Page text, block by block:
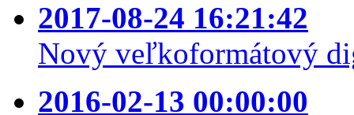
2017-08-24 16:21:42
Nový veľkoformátový
2016-02-13 00:00:00